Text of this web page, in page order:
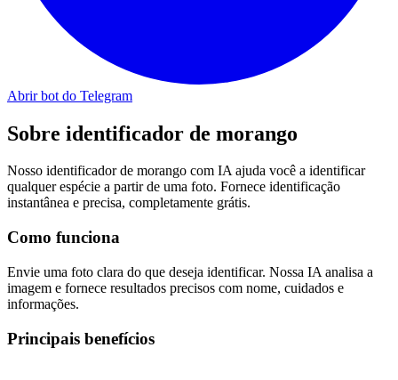
Abrir bot do Telegram
Sobre identificador de morango
Nosso identificador de morango com IA ajuda você a identificar
qualquer espécie a partir de uma foto. Fornece identificação
instantânea e precisa, completamente grátis.
Como funciona
Envie uma foto clara do que deseja identificar. Nossa IA analisa a
imagem e fornece resultados precisos com nome, cuidados e
informações.
Principais benefícios